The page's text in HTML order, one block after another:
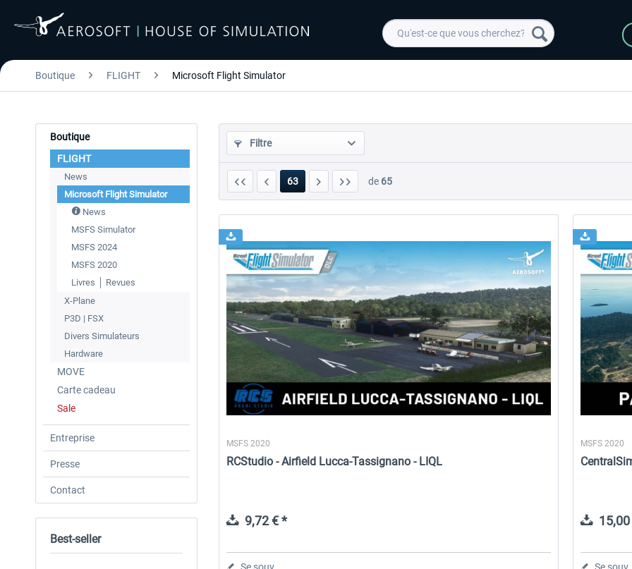
Boutique FLIGHT Microsoft Flight Simulator
Boutique
FLIGHT
News
Microsoft Flight Simulator
News
MSFS Simulator
MSFS 2024
MSFS 2020
Livres │ Revues
X-Plane
P3D | FSX
Divers Simulateurs
Hardware
MOVE
Carte cadeau
Sale
Entreprise
Presse
Contact
Best-seller
Filtre
63 de 65
MSFS 2020
RCStudio - Airfield Lucca-Tassignano - LIQL
9,72 € *
MSFS 2020